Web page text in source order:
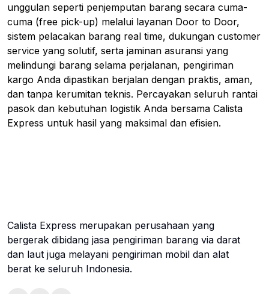
unggulan seperti penjemputan barang secara cuma-
cuma (free pick-up) melalui layanan Door to Door,
sistem pelacakan barang real time, dukungan customer
service yang solutif, serta jaminan asuransi yang
melindungi barang selama perjalanan, pengiriman
kargo Anda dipastikan berjalan dengan praktis, aman,
dan tanpa kerumitan teknis. Percayakan seluruh rantai
pasok dan kebutuhan logistik Anda bersama Calista
Express untuk hasil yang maksimal dan efisien.
Calista Express merupakan perusahaan yang
bergerak dibidang jasa pengiriman barang via darat
dan laut juga melayani pengiriman mobil dan alat
berat ke seluruh Indonesia.